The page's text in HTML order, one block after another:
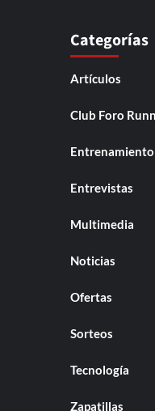
Categorías
Artículos
Club Foro
Entrenamiento
Entrevistas
Multimedia
Noticias
Ofertas
Sorteos
Tecnología
Zapatillas